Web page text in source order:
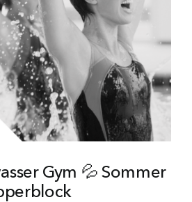
Gym 💦 Sommer